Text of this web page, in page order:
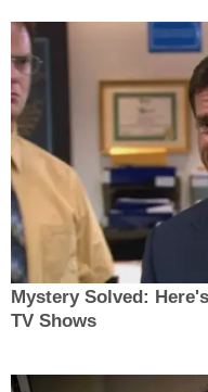
Mystery Solved:
TV Shows